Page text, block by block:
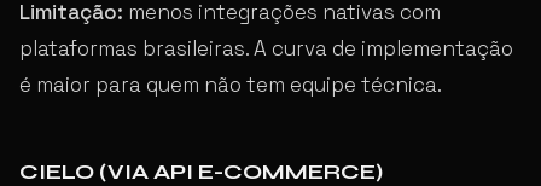
Limitação: menos integrações nativas com
plataformas brasileiras. A curva de implementação
é maior para quem não tem equipe técnica.
CIELO (VIA API E-COMMERCE)